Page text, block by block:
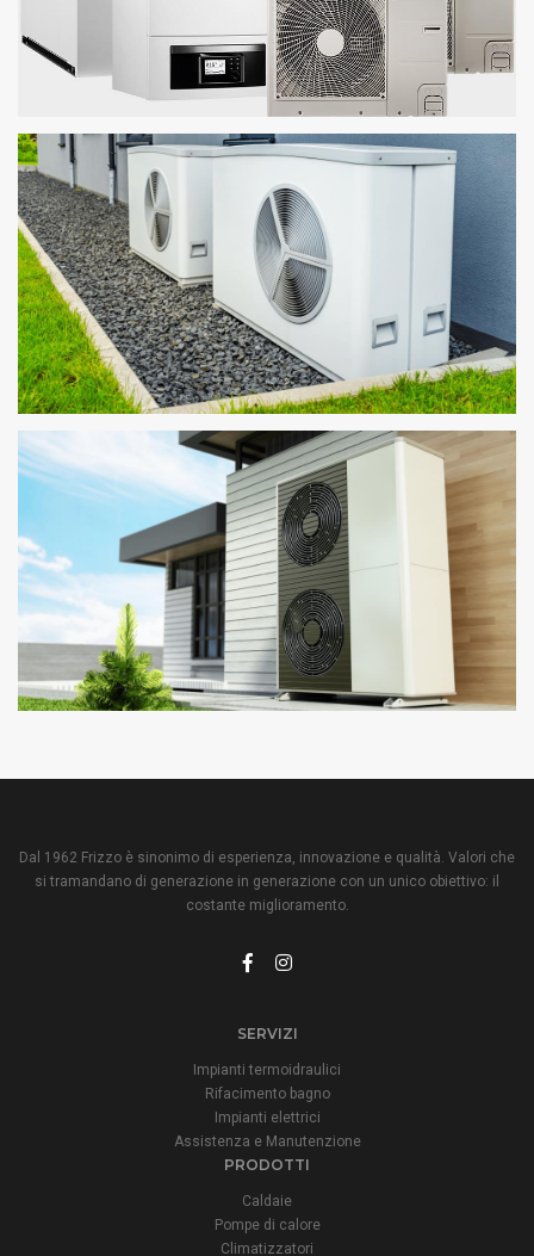
Dal 1962 Frizzo è sinonimo di esperienza, innovazione e qualità. Valori che
si tramandano di generazione in generazione con un unico obiettivo: il
costante miglioramento.
SERVIZI
Impianti termoidraulici
Rifacimento bagno
Impianti elettrici
Assistenza e Manutenzione
PRODOTTI
Caldaie
Pompe di calore
Climatizzatori